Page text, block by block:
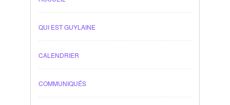
QUI EST GUYLAINE
CALENDRIER
COMMUNIQUÉS